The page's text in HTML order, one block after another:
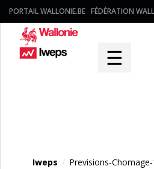
PORTAIL WALLONIE.BE FÉDÉRATION
☰
Iweps / Previsions-